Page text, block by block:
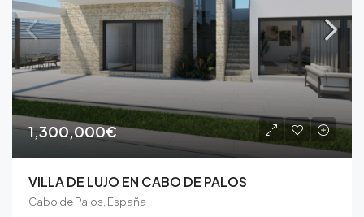
1,300,000€
VILLA DE LUJO EN CABO DE PALOS
Cabo de Palos, España